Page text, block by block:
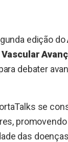
edição do
debater
se
das